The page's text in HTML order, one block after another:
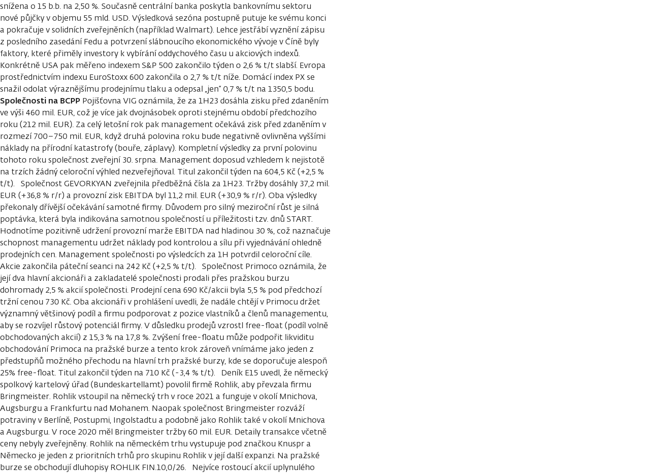
snížena o 15 b.b. na 2,50 %. Současně centrální banka poskytla bankovnímu sektoru
nové půjčky v objemu 55 mld. USD. Výsledková sezóna postupně putuje ke svému konci
a pokračuje v solidních zveřejněních (například Walmart). Lehce jestřábí vyznění zápisu
z posledního zasedání Fedu a potvrzení slábnoucího ekonomického vývoje v Číně byly
faktory, které přiměly investory k vybírání oddychového času u akciových indexů.
Konkrétně USA pak měřeno indexem S&P 500 zakončilo týden o 2,6 % t/t slabší. Evropa
prostřednictvím indexu EuroStoxx 600 zakončila o 2,7 % t/t níže. Domácí index PX se
snažil odolat výraznějšímu prodejnímu tlaku a odepsal „jen“ 0,7 % t/t na 1350,5 bodu.
Společnosti na BCPP Pojišťovna VIG oznámila, že za 1H23 dosáhla zisku před zdaněním
ve výši 460 mil. EUR, což je více jak dvojnásobek oproti stejnému období předchozího
roku (212 mil. EUR). Za celý letošní rok pak management očekává zisk před zdaněním v
rozmezí 700–750 mil. EUR, když druhá polovina roku bude negativně ovlivněna vyššími
náklady na přírodní katastrofy (bouře, záplavy). Kompletní výsledky za první polovinu
tohoto roku společnost zveřejní 30. srpna. Management doposud vzhledem k nejistotě
na trzích žádný celoroční výhled nezveřejňoval. Titul zakončil týden na 604,5 Kč (+2,5 %
t/t). Společnost GEVORKYAN zveřejnila předběžná čísla za 1H23. Tržby dosáhly 37,2 mil.
EUR (+36,8 % r/r) a provozní zisk EBITDA byl 11,2 mil. EUR (+30,9 % r/r). Oba výsledky
překonaly dřívější očekávání samotné firmy. Důvodem pro silný meziroční růst je silná
poptávka, která byla indikována samotnou společností u příležitosti tzv. dnů START.
Hodnotíme pozitivně udržení provozní marže EBITDA nad hladinou 30 %, což naznačuje
schopnost managementu udržet náklady pod kontrolou a sílu při vyjednávání ohledně
prodejních cen. Management společnosti po výsledcích za 1H potvrdil celoroční cíle.
Akcie zakončila páteční seanci na 242 Kč (+2,5 % t/t). Společnost Primoco oznámila, že
její dva hlavní akcionáři a zakladatelé společnosti prodali přes pražskou burzu
dohromady 2,5 % akcií společnosti. Prodejní cena 690 Kč/akcii byla 5,5 % pod předchozí
tržní cenou 730 Kč. Oba akcionáři v prohlášení uvedli, že nadále chtějí v Primocu držet
významný většinový podíl a firmu podporovat z pozice vlastníků a členů managementu,
aby se rozvíjel růstový potenciál firmy. V důsledku prodejů vzrostl free-float (podíl volně
obchodovaných akcií) z 15,3 % na 17,8 %. Zvýšení free-floatu může podpořit likviditu
obchodování Primoca na pražské burze a tento krok zároveň vnímáme jako jeden z
předstupňů možného přechodu na hlavní trh pražské burzy, kde se doporučuje alespoň
25% free-float. Titul zakončil týden na 710 Kč (-3,4 % t/t). Deník E15 uvedl, že německý
spolkový kartelový úřad (Bundeskartellamt) povolil firmě Rohlik, aby převzala firmu
Bringmeister. Rohlik vstoupil na německý trh v roce 2021 a funguje v okolí Mnichova,
Augsburgu a Frankfurtu nad Mohanem. Naopak společnost Bringmeister rozváží
potraviny v Berlíně, Postupmi, Ingolstadtu a podobně jako Rohlik také v okolí Mnichova
a Augsburgu. V roce 2020 měl Bringmeister tržby 60 mil. EUR. Detaily transakce včetně
ceny nebyly zveřejněny. Rohlik na německém trhu vystupuje pod značkou Knuspr a
Německo je jeden z prioritních trhů pro skupinu Rohlik v její další expanzi. Na pražské
burze se obchodují dluhopisy ROHLIK FIN.10,0/26. Nejvíce rostoucí akcií uplynulého